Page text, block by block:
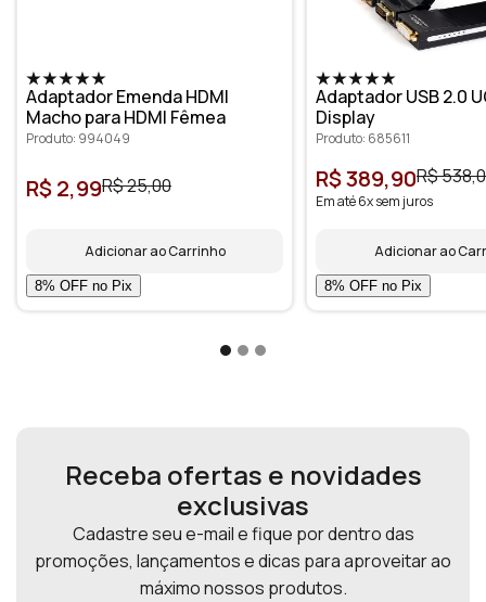
Adaptador Emenda HDMI
Macho para HDMI Fêmea
Produto: 994049
R$ 2,99R$ 25,00
Adicionar ao Carrinho
Adaptador USB 2.0
Display
Produto: 685611
R$ 389,90R$
Em até 6x sem juros
Adicionar ao
Receba ofertas e novidades
exclusivas
Cadastre seu e-mail e fique por dentro das
promoções, lançamentos e dicas para aproveitar ao
máximo nossos produtos.